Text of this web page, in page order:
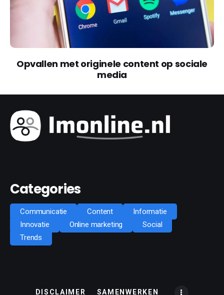
Opvallen met originele content op sociale
media
Categories
Communicatie Content
Informatie
Innovatie
Online marketing
Social
Trends
DISCLAIMER SAMENWERKEN